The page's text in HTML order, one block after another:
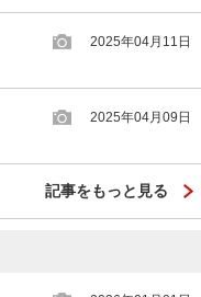
2025年04月11日
2025年04月09日
記事をもっと見る